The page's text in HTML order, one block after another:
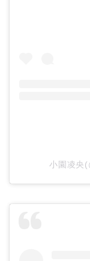
小園凌央